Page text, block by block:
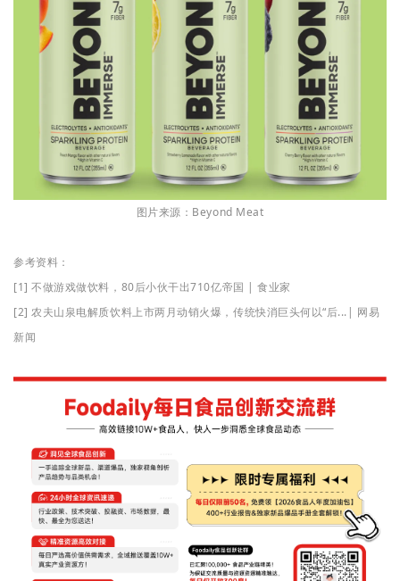
图片来源：Beyond Meat
参考资料：
[1] 不做游戏做饮料，80后小伙干出710亿帝国 | 食业家
[2] 农夫山泉电解质饮料上市两月动销火爆，传统快消巨头何以“后...| 网易
新闻